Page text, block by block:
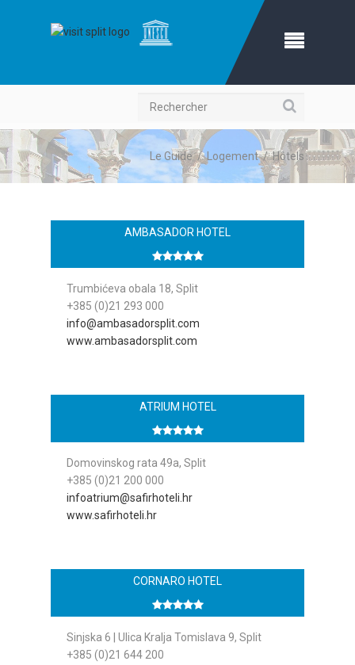
Rechercher
Le Guide/Logement/Hôtels
AMBASADOR HOTEL
Trumbićeva obala 18, Split
+385 (0)21 293 000
info@ambasadorsplit.com
www.ambasadorsplit.com
ATRIUM HOTEL
Domovinskog rata 49a, Split
+385 (0)21 200 000
infoatrium@safirhoteli.hr
www.safirhoteli.hr
CORNARO HOTEL
Sinjska 6 | Ulica Kralja Tomislava 9, Split
+385 (0)21 644 200